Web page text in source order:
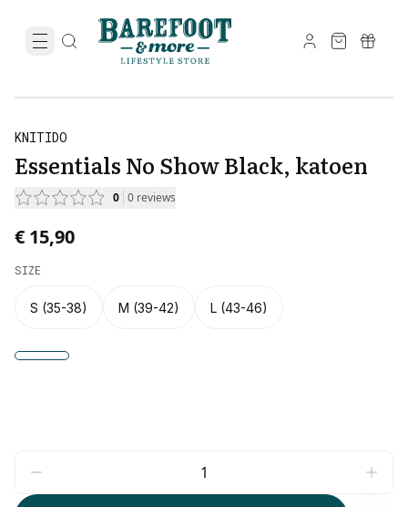
KNITIDO
Essentials No Show Black, katoen
0 0 reviews
€ 15,90
SIZE
S (35-38) M (39-42) L (43-46)